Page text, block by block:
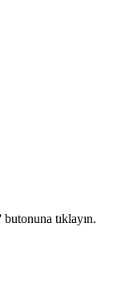
butonuna tıklayın.